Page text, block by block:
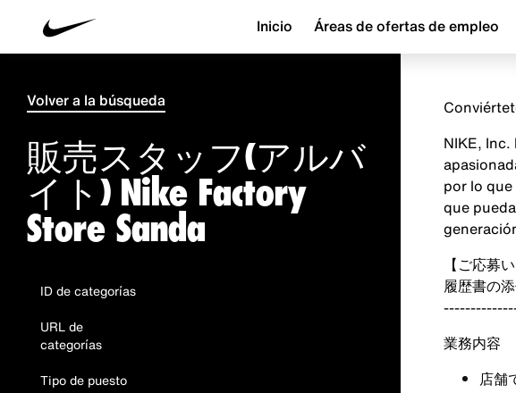
Inicio Áreas de ofertas de empleo
Volver a la búsqueda
販売スタッフ(アルバ
イト) Nike Factory
Store Sanda
ID de categorías
URL de
categorías
Tipo de puesto
NIKE,
por lo
que
【ご応募
履歴書の
業務内容
店舗